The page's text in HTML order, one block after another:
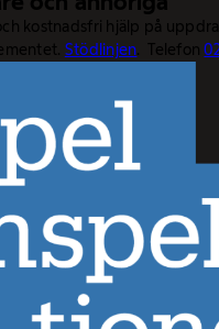
kostnadsfri hjälp på
Stödlinjen. Telefon